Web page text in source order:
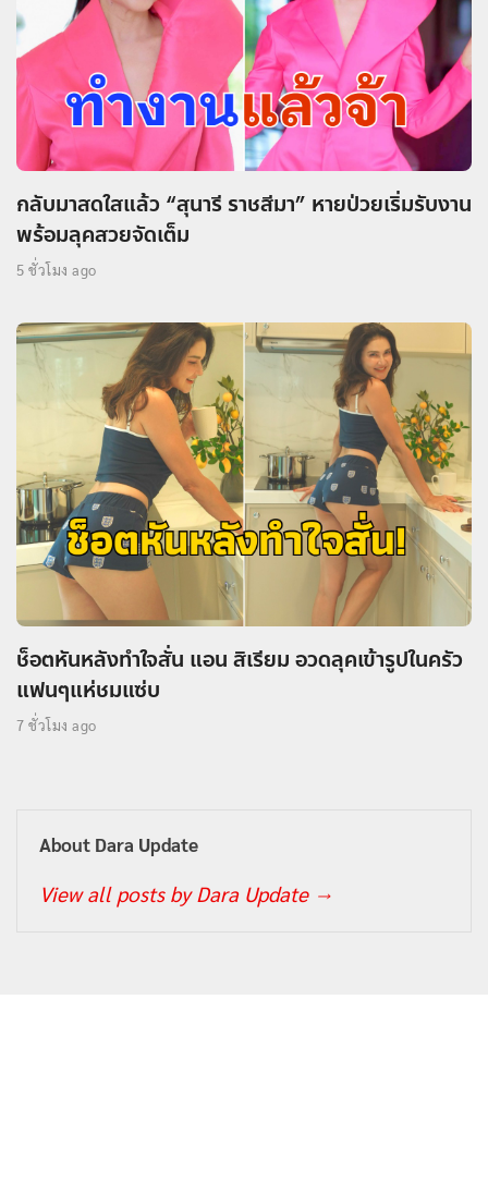
กลับมาสดใสแล้ว “สุนารี ราชสีมา” หายป่วยเริ่มรับงาน
พร้อมลุคสวยจัดเต็ม
5 ชั่วโมง ago
ช็อตหันหลังทำใจสั่น แอน สิเรียม อวดลุคเข้ารูปในครัว
แฟนๆแห่ชมแซ่บ
7 ชั่วโมง ago
About Dara Update
View all posts by Dara Update →